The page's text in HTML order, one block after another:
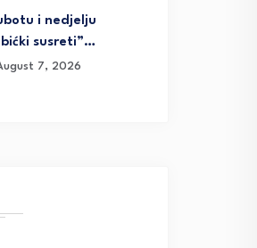
i nedjelju
susreti”…
7, 2026